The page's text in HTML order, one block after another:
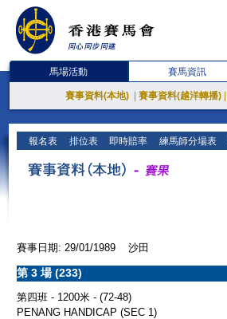
馬場活動 賽馬資訊
賽事資料(本地) 賽事資料(越洋轉播)
報名表 排位表 即時賠率 練馬師分場表
賽事日期: 29/01/1989 沙田
第 3 場 (233)
第四班 - 1200米 - (72-48)
PENANG HANDICAP (SEC 1)